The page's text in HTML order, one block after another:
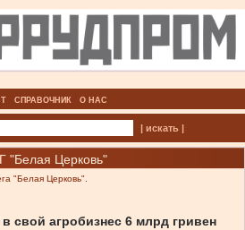
СПРАВОЧНИК О НАС
| искать |
"Белая Церковь"
"Белая Церковь".
свой агробизнес 6 млрд гривен